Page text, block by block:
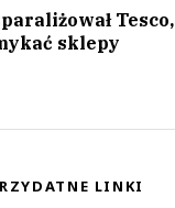
Tesco,
sklepy
LINKI